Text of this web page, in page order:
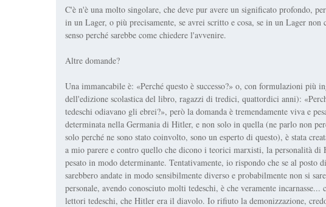
C'è n'è una molto singolare, che deve pur avere un significato profondo,
in un Lager, o più precisamente, se avrei scritto e cosa, se in un Lager non
senso perché sarebbe come chiedere l'avvenire.
Altre domande?
Una immancabile è: «Perché questo è successo?» o, con formulazioni più
dell'edizione scolastica del libro, ragazzi di tredici, quattordici anni):
tedeschi odiavano gli ebrei?», però la domanda è tremendamente viva e
determinata nella Germania di Hitler, e non solo in quella (ne parlo non
solo perché ne sono stato coinvolto, sono un esperto di questo), è stata
a mio parere e contro quello che dicono i teorici marxisti, la personalità
pesato in modo determinante. Tentativamente, io rispondo che se al posto
sarebbero andate in modo sensibilmente diverso e probabilmente non si
personale, avendo conosciuto molti tedeschi, è che veramente
lettori tedeschi, che Hitler era il diavolo. Io rifiuto la demonizzazione,